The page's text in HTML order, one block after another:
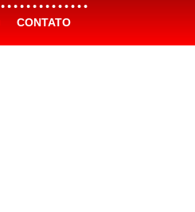
CONTATO